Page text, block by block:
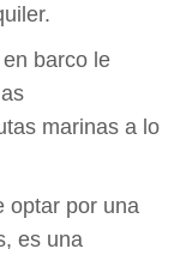
barco le
marinas a lo
optar por una
es una